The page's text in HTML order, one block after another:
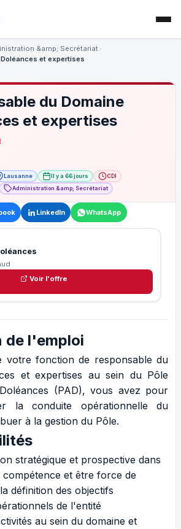
&amp; Secrétariat
et expertises
du Domaine
et expertises
Lausanne Il y a 66 jours
CDI
Administration &amp; Secrétariat
LinkedIn WhatsApp
Voir l'offre
de l'emploi
votre fonction de responsable du
et expertises au sein du Pôle
(PAD), vous avez pour
la conduite opérationnelle du
à la gestion du Pôle.
stratégique et prospective dans
et être force de
définition des objectifs
de l'entité
au sein du domaine et